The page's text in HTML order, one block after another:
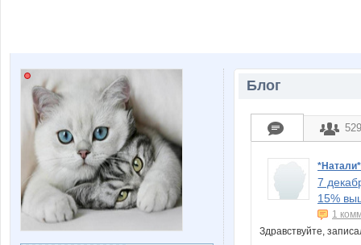
Блог
7
15%
1
Здравствуйте,